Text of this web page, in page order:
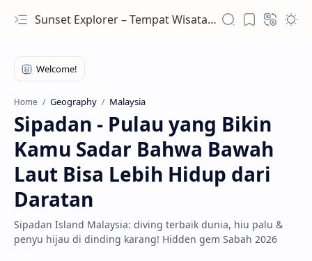
Sunset Explorer – Tempat Wisata Terindah Dunia
Home Geography Malaysia
Sipadan - Pulau yang Bikin
Kamu Sadar Bahwa Bawah
Laut Bisa Lebih Hidup dari
Daratan
Sipadan Island Malaysia: diving terbaik dunia, hiu palu &
penyu hijau di dinding karang! Hidden gem Sabah 2026